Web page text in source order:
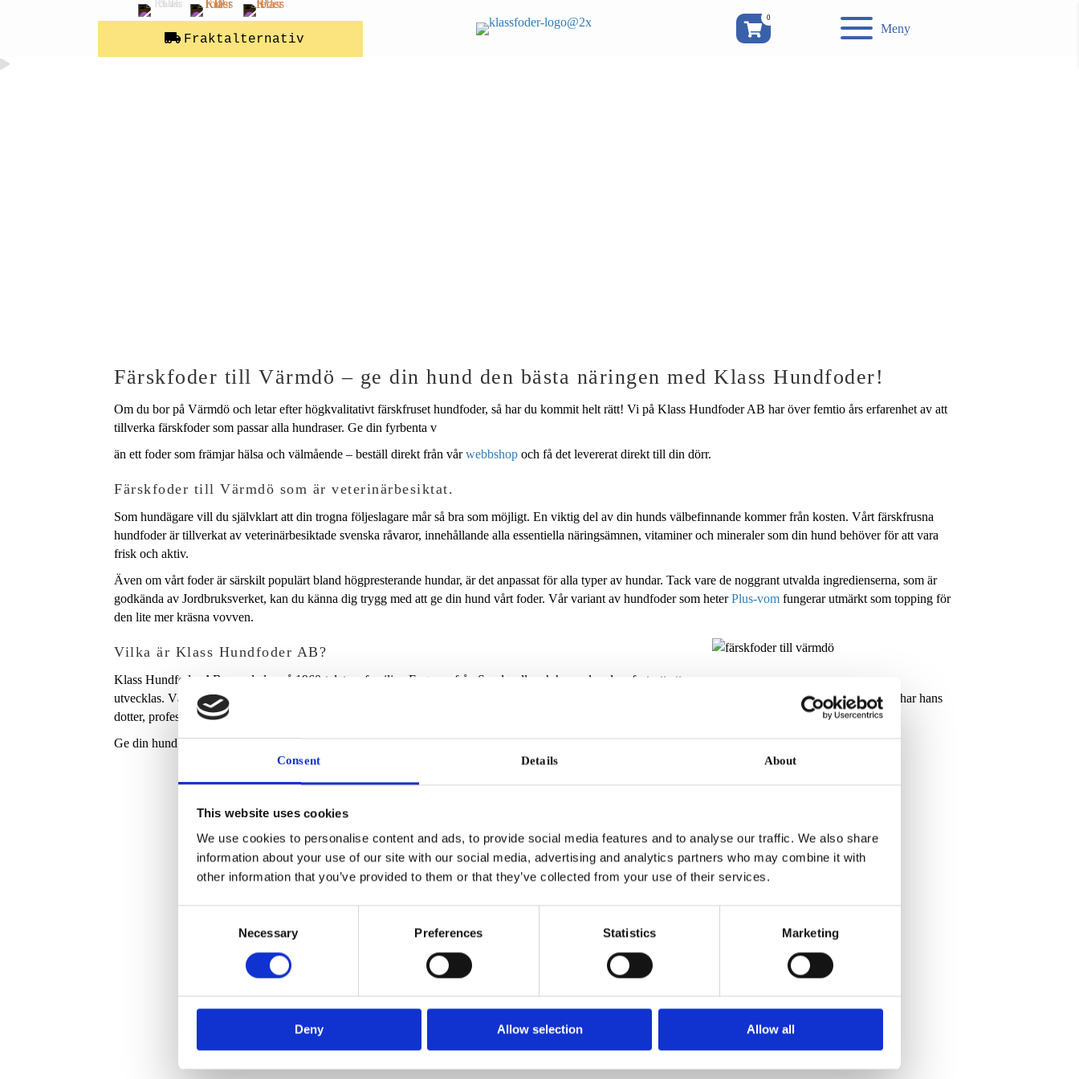
Consent Details About
This website uses cookies
We use cookies to personalise content and ads, to provide social media features and to analyse our traffic. We also share
information about your use of our site with our social media, advertising and analytics partners who may combine it with
other information that you’ve provided to them or that they’ve collected from your use of their services.
e
Necessary Preferences Statistics Marketing
Deny Allow selection Allow all
Fraktalternativ
0
Meny
Färskfoder till Värmdö – ge din hund den bästa näringen med Klass Hundfoder!
Om du bor på Värmdö och letar efter högkvalitativt färskfruset hundfoder, så har du kommit helt rätt! Vi på Klass Hundfoder AB har över femtio års erfarenhet av att
tillverka färskfoder som passar alla hundraser. Ge din fyrbenta v
än ett foder som främjar hälsa och välmående – beställ direkt från vårwebbshop och få det levererat direkt till din dörr.
Färskfoder till Värmdö som är veterinärbesiktat.
Som hundägare vill du självklart att din trogna följeslagare mår så bra som möjligt. En viktig del av din hunds välbefinnande kommer från kosten. Vårt färskfrusna
hundfoder är tillverkat av veterinärbesiktade svenska råvaror, innehållande alla essentiella näringsämnen, vitaminer och mineraler som din hund behöver för att vara
frisk och aktiv.
Även om vårt foder är särskilt populärt bland högpresterande hundar, är det anpassat för alla typer av hundar. Tack vare de noggrant utvalda ingredienserna, som är
godkända av Jordbruksverket, kan du känna dig trygg med att ge din hund vårt foder. Vår variant av hundfoder som heterPlus-vom fungerar utmärkt som topping för
den lite mer kräsna vovven.
Vilka är Klass Hundfoder AB?
Klass Hundfoder AB grundades på 1960-talet av familjen Engman från Sundsvall, och har sedan dess fortsatt att
utvecklas. Vårt hundfoder togs fram i nära samarbete med professor emeritus Gustav Åhman vid Uppsala Lantbruksuniversitet. Efter Gustavs pensionering har hans
dotter, professor Birgitta Åhman, fortsatt att bidra till vår produktutveckling.
Ge din hund den näring den förtjänar ochbeställ vårt färskfodertill Värmdö redan idag!